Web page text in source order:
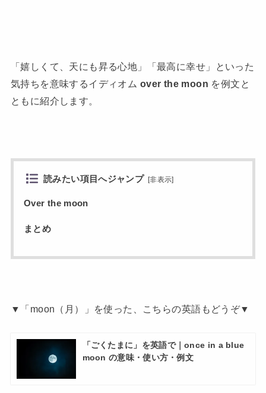
「嬉しくて、天にも昇る心地」「最高に幸せ」といった
気持ちを意味するイディオム over the moon を例文と
ともに紹介します。
読みたい項目へジャンプ [非表示]
Over the moon
まとめ
▼「moon（月）」を使った、こちらの英語もどうぞ▼
「ごくたまに」を英語で｜once in a blue
moon の意味・使い方・例文